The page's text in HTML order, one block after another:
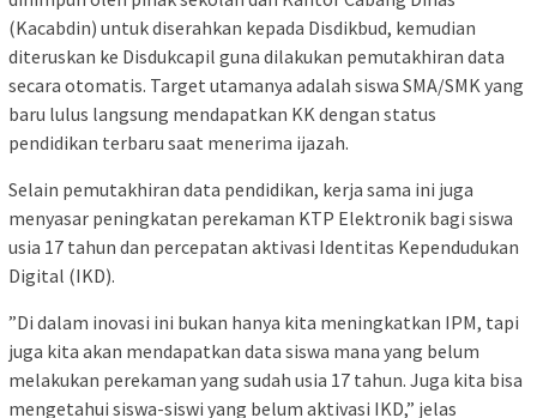
(Kacabdin) untuk diserahkan kepada Disdikbud, kemudian
diteruskan ke Disdukcapil guna dilakukan pemutakhiran data
secara otomatis. Target utamanya adalah siswa SMA/SMK yang
baru lulus langsung mendapatkan KK dengan status
pendidikan terbaru saat menerima ijazah.
​Selain pemutakhiran data pendidikan, kerja sama ini juga
menyasar peningkatan perekaman KTP Elektronik bagi siswa
usia 17 tahun dan percepatan aktivasi Identitas Kependudukan
Digital (IKD).
​”Di dalam inovasi ini bukan hanya kita meningkatkan IPM, tapi
juga kita akan mendapatkan data siswa mana yang belum
melakukan perekaman yang sudah usia 17 tahun. Juga kita bisa
mengetahui siswa-siswi yang belum aktivasi IKD,” jelas